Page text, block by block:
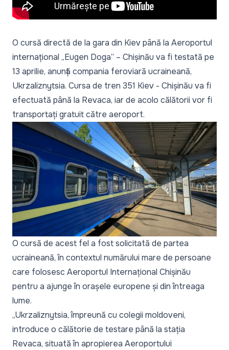
O cursă directă de la gara din Kiev până la Aeroportul
internațional „Eugen Doga” – Chișinău va fi testată pe
13 aprilie, anunță compania feroviară ucraineană,
Ukrzaliznytsia. Cursa de tren 351 Kiev - Chișinău va fi
efectuată până la Revaca, iar de acolo călătorii vor fi
transportați gratuit către aeroport.
O cursă de acest fel a fost solicitată de partea
ucraineană, în contextul numărului mare de persoane
care folosesc Aeroportul Internațional Chișinău
pentru a ajunge în orașele europene și din întreaga
lume.
„Ukrzaliznytsia, împreună cu colegii moldoveni,
introduce o călătorie de testare până la stația
Revaca, situată în apropierea Aeroportului